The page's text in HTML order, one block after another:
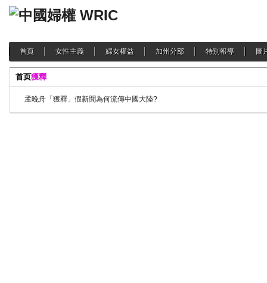
首頁 女性主義 婦女權益 加州分部 特別報導 圖
首页獲釋
孟晚舟「獲釋」假新聞為何流傳中國大陸?